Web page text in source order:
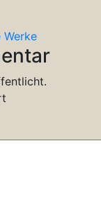
Werke